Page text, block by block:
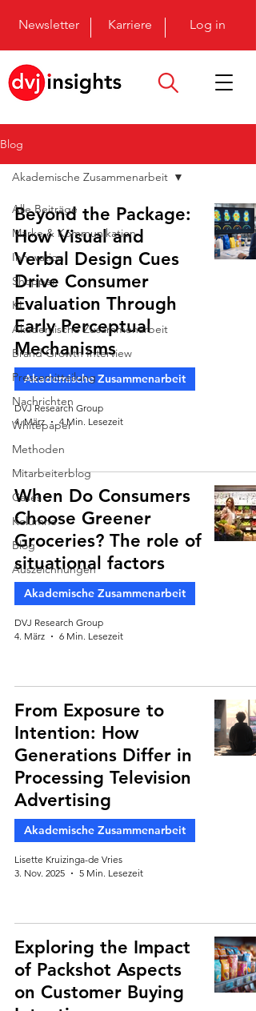
Newsletter Karriere Log in
Blog
Alle Beiträge
Marke & Kommunikation
Innovation
Shopper
KI
Akademische Zusammenarbeit
Brand Growth Interview
Pressemitteilung
Nachrichten
Whitepaper
Methoden
Mitarbeiterblog
Cases
Kolumne
Blog
Auszeichnungen
Akademische Zusammenarbeit
Beyond the Package:
How Visual and
Verbal Design Cues
Drive Consumer
Evaluation Through
Early Perceptual
Mechanisms
Akademische Zusammenarbeit
DVJ Research Group
4. März
4 Min. Lesezeit
When Do Consumers
Choose Greener
Groceries? The role of
situational factors
Akademische Zusammenarbeit
DVJ Research Group
4. März
6 Min. Lesezeit
From Exposure to
Intention: How
Generations Differ in
Processing Television
Advertising
Akademische Zusammenarbeit
Lisette Kruizinga-de Vries
3. Nov. 2025
5 Min. Lesezeit
Exploring the Impact
of Packshot Aspects
on Customer Buying